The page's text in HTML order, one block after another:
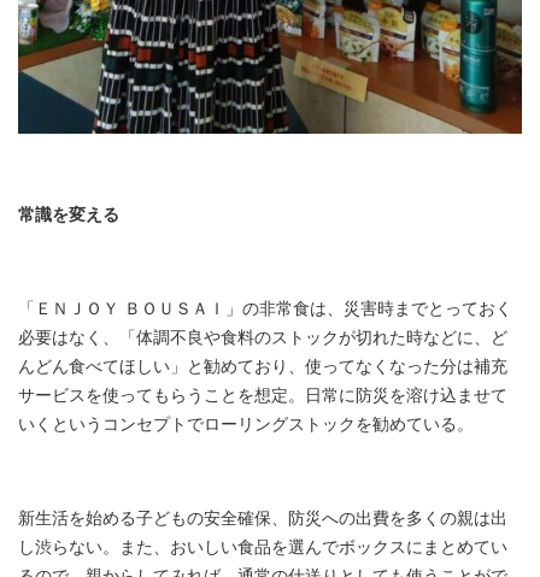
常識を変える
「ＥＮＪＯＹ ＢＯＵＳＡＩ」の非常食は、災害時までとっておく
必要はなく、「体調不良や食料のストックが切れた時などに、ど
んどん食べてほしい」と勧めており、使ってなくなった分は補充
サービスを使ってもらうことを想定。日常に防災を溶け込ませて
いくというコンセプトでローリングストックを勧めている。
新生活を始める子どもの安全確保、防災への出費を多くの親は出
し渋らない。また、おいしい食品を選んでボックスにまとめてい